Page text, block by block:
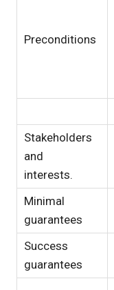
Preconditions
Stakeholders
and
interests.
Minimal
guarantees
Success
guarantees